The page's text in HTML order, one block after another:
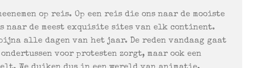
op reis. Op een reis die ons naar de mooiste
naar de meest exquisite sites van elk continent.
bijna alle dagen van het jaar. De reden vandaag gaat
voor protesten zorgt, maar ook een